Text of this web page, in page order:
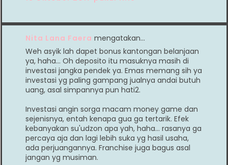
Nita Lana Faera mengatakan…
Weh asyik lah dapet bonus kantongan belanjaan
ya, haha... Oh deposito itu masuknya masih di
investasi jangka pendek ya. Emas memang sih ya
investasi yg paling gampang jualnya andai butuh
uang, asal simpannya pun hati2.
Investasi angin sorga macam money game dan
sejenisnya, entah kenapa gua ga tertarik. Efek
kebanyakan su'udzon apa yah, haha... rasanya ga
percaya aja dan lagi lebih suka yg hasil usaha,
ada perjuangannya. Franchise juga bagus asal
jangan yg musiman.